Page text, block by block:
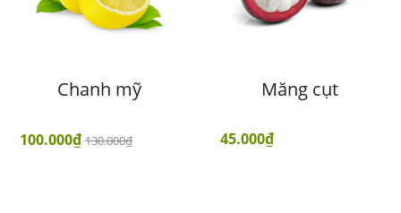
Chanh mỹ
100.000₫ 130.000₫
Măng cụt
45.000₫